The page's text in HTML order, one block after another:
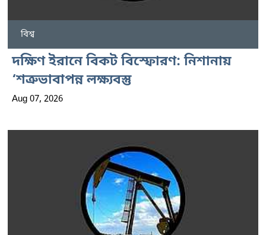
বিশ্ব
দক্ষিণ ইরানে বিকট বিস্ফোরণ: নিশানায়
‘শত্রুভাবাপন্ন লক্ষ্যবস্তু
Aug 07, 2026